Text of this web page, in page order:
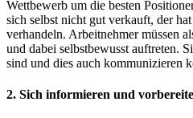
Wettbewerb um die besten
sich selbst nicht gut verkauft, der
verhandeln. Arbeitnehmer müssen
und dabei selbstbewusst auftreten.
sind und dies auch kommunizieren
2. Sich informieren und